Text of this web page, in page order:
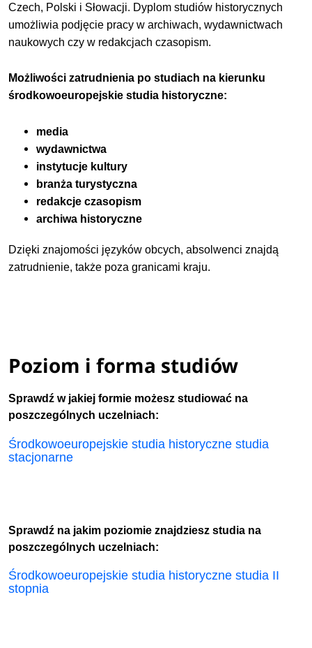
Czech, Polski i Słowacji. Dyplom studiów historycznych
umożliwia podjęcie pracy w archiwach, wydawnictwach
naukowych czy w redakcjach czasopism.
Możliwości zatrudnienia po studiach na kierunku
środkowoeuropejskie studia historyczne:
media
wydawnictwa
instytucje kultury
branża turystyczna
redakcje czasopism
archiwa historyczne
Dzięki znajomości języków obcych, absolwenci znajdą
zatrudnienie, także poza granicami kraju.
Poziom i forma studiów
Sprawdź w jakiej formie możesz studiować na
poszczególnych uczelniach:
Środkowoeuropejskie studia historyczne studia
stacjonarne
Sprawdź na jakim poziomie znajdziesz studia na
poszczególnych uczelniach:
Środkowoeuropejskie studia historyczne studia II
stopnia